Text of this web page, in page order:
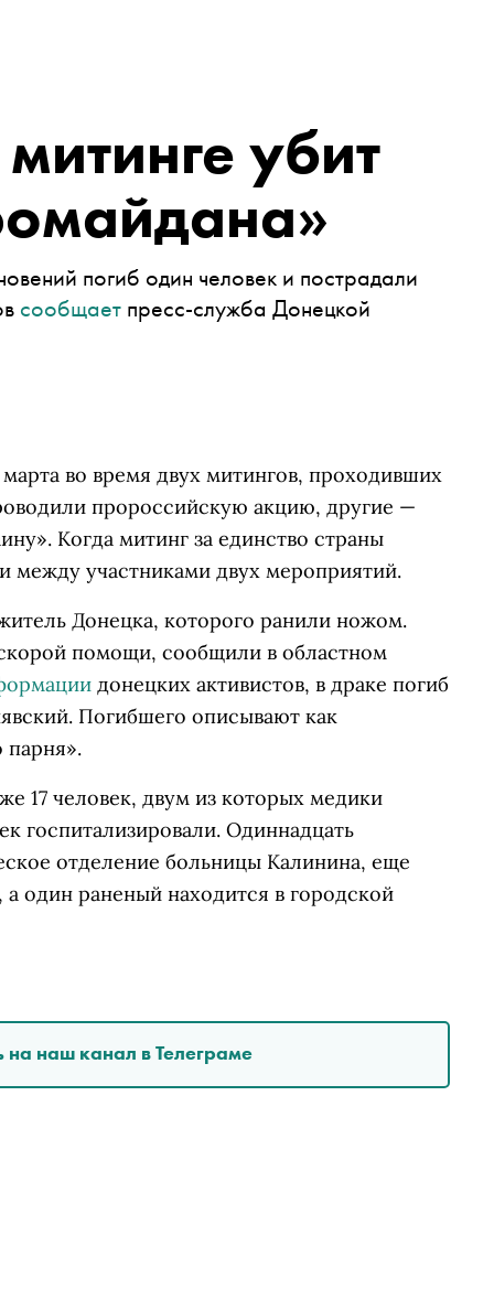
убит
погиб один человек и пострадали
сообщает пресс-служба Донецкой
во время двух митингов, проходивших
пророссийскую акцию, другие —
Когда митинг за единство страны
между участниками двух мероприятий.
Донецка, которого ранили ножом.
помощи, сообщили в областном
донецких активистов, в драке погиб
Погибшего описывают как
парня».
17 человек, двум из которых медики
госпитализировали. Одиннадцать
отделение больницы Калинина, еще
один раненый находится в городской
на наш канал в Телеграме